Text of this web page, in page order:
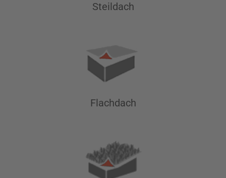
Steildach
Flachdach